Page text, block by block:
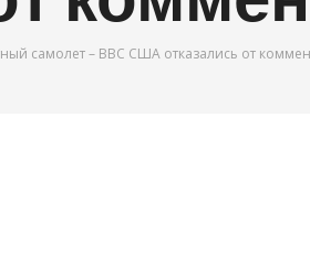
самолет – ВВС США отказались от